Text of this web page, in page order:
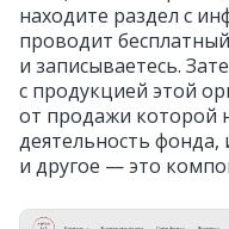
находите раздел с
проводит бесплатный
и записываетесь.
с продукцией этой
от продажи которой
деятельность фонда,
и другое — это